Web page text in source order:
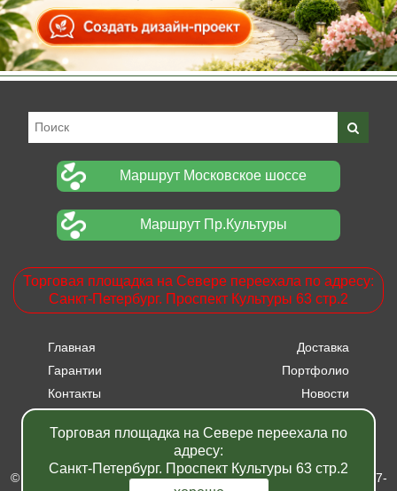
Маршрут Московское шоссе
Маршрут Пр.Культуры
Торговая площадка на Севере переехала по адресу:
Санкт-Петербург. Проспект Культуры 63 стр.2
Главная
Доставка
Гарантии
Портфолио
Контакты
Новости
Акции
© Питомник растений "Фавн" - Санкт-Петербург - Москва 2007-
Торговая площадка на Севере переехала по
адресу:
Санкт-Петербург. Проспект Культуры 63 стр.2